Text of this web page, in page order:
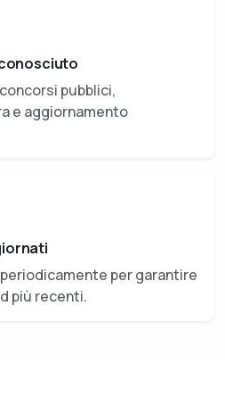
pubblici,
e aggiornamento
per garantire
più recenti.